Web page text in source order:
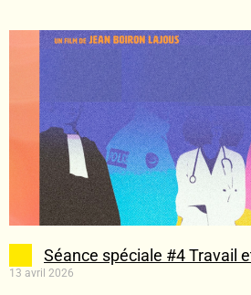
Séance spéciale #4 Travail
13 avril 2026